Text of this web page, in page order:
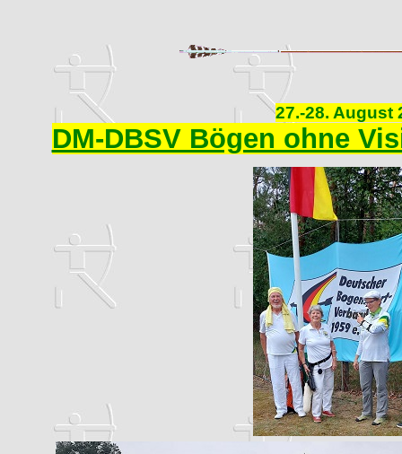
27.-28. August
DM-DBSV Bögen ohne